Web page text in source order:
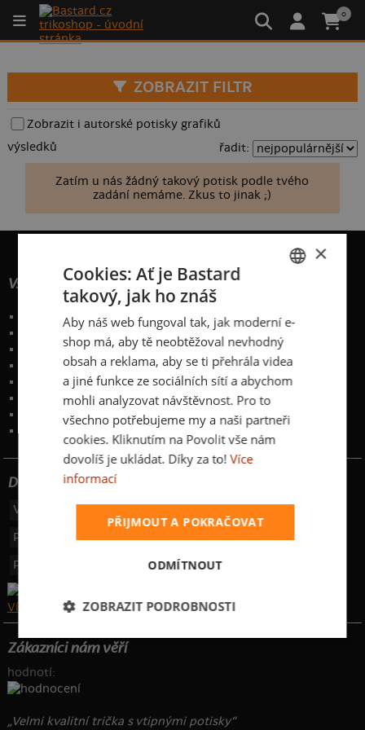
0
ZOBRAZIT FILTR
Zobrazit i autorské potisky grafiků
výsledků
řadit:
Zatím u nás žádný takový potisk podle tvého
zadání nemáme. Zkus to jinak ;)
Vše o nákupu
Poštovné a způsoby doručení
Garance výměny či vrácení
Časté otázky
Zakázkový potisk textilu
Obchodní podmínky
Ochrana osobních údajů
:info@bastard.cz
Telefon: 355 455 192
Dotujeme poštovné
Výdejní místa
Platba převodem
44 Kč
Platba na dobírku
Více o poštovném zde
Zákazníci nám věří
hodnotí:
„Velmi kvalitní trička s vtipnými potisky“
SLOVAK
×
Cookies: Ať je Bastard
takový, jak ho znáš
Aby náš web fungoval tak, jak moderní e-
shop má, aby tě neobtěžoval nevhodný
obsah a reklama, aby se ti přehrála videa
a jiné funkce ze sociálních sítí a abychom
mohli analyzovat návštěvnost. Pro to
všechno potřebujeme my a naši partneři
cookies. Kliknutím na Povolit vše nám
dovolíš je ukládat. Díky za to! Více
informací
PŘIJMOUT A POKRAČOVAT
ODMÍTNOUT
ZOBRAZIT PODROBNOSTI